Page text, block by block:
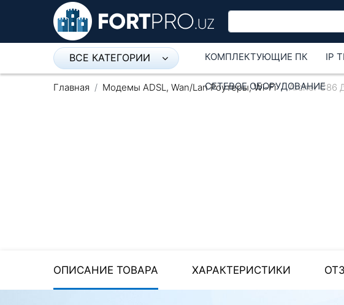
ВСЕ КАТЕГОРИИ
Микрофон
Стереосистемы
КОМПЛЕКТУЮЩИЕ ПК IP
СЕТЕВОЕ ОБОРУДОВАНИЕ
Главная Модемы ADSL, Wan/Lan Роутеры, Wi-Fi Archer C86
ОПИСАНИЕ ТОВАРА ХАРАКТЕРИСТИКИ